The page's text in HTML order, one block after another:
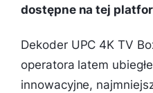
dostępne na tej
Dekoder UPC 4K TV
operatora latem
innowacyjne,